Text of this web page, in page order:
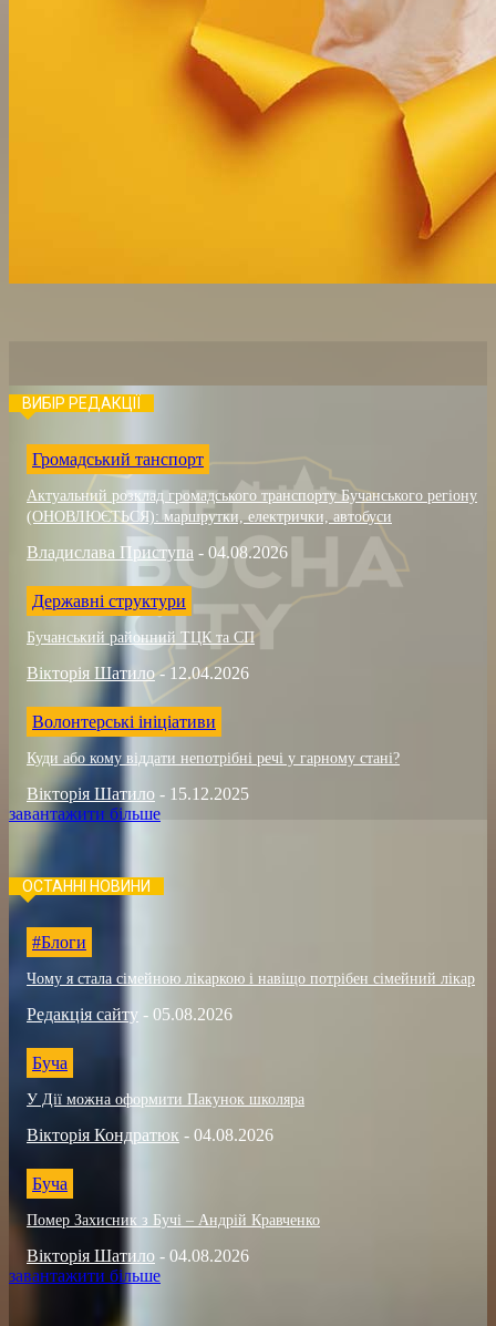
ВИБІР РЕДАКЦІЇ
Громадський танспорт
Актуальний розклад громадського транспорту Бучанського регіону
(ОНОВЛЮЄТЬСЯ): маршрутки, електрички, автобуси
Владислава Приступа - 04.08.2026
Державні структури
Бучанський районний ТЦК та СП
Вікторія Шатило - 12.04.2026
Волонтерські ініціативи
Куди або кому віддати непотрібні речі у гарному стані?
Вікторія Шатило - 15.12.2025
завантажити більше
ОСТАННІ НОВИНИ
#Блоги
Чому я стала сімейною лікаркою і навіщо потрібен сімейний лікар
Редакція сайту - 05.08.2026
Буча
У Дії можна оформити Пакунок школяра
Вікторія Кондратюк - 04.08.2026
Буча
Помер Захисник з Бучі – Андрій Кравченко
Вікторія Шатило - 04.08.2026
завантажити більше